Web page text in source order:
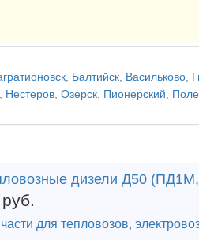
, Балтийск, Васильково,
, Нестеров, Озерск, Пионерский,
дизели Д50
руб.
для тепловозов,